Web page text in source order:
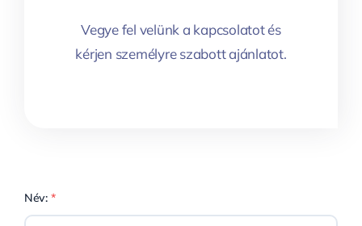
Vegye fel velünk a kapcsolatot és
kérjen személyre szabott ajánlatot.
Név: *